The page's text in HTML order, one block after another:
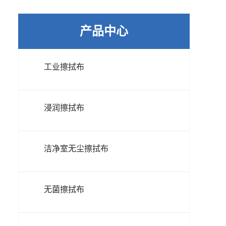
产品中心
工业擦拭布
浸润擦拭布
洁净室无尘擦拭布
无菌擦拭布